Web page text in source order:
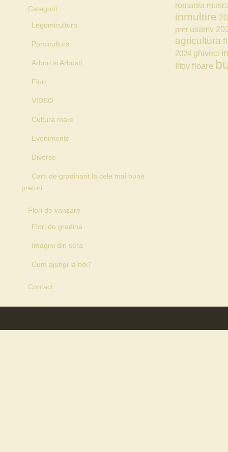
Categorii
Legumicultura
Pomicultura
Arbori si Arbusti
Flori
VIDEO
Cultura mare
Evenimente
Diverse
Carti de gradinarit la cele mai bune
preturi
Flori de vanzare
Flori de gradina
Imagini din sera
Cum ajungi la noi?
Contact
romania
inmultire
pret usamv
agricultura
2024 ghiveci
Ilfov floare